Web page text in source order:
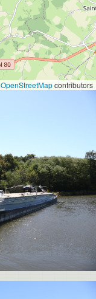
OpenStreetMapcontributors